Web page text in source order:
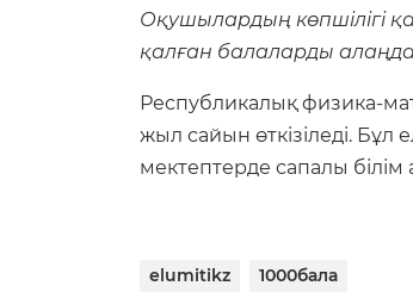
Оқушылардың көпшілігі
қалған балаларды
Республикалық физика-
жыл сайын өткізіледі. Бұл
мектептерде сапалы білім
elumitikz 1000бала